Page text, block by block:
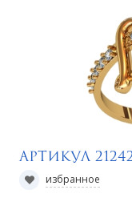
Артикул
избранное